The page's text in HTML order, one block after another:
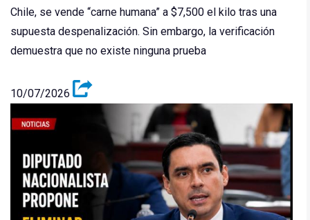
Chile, se vende “carne humana” a $7,500 el kilo tras una
supuesta despenalización. Sin embargo, la verificación
demuestra que no existe ninguna prueba
10/07/2026